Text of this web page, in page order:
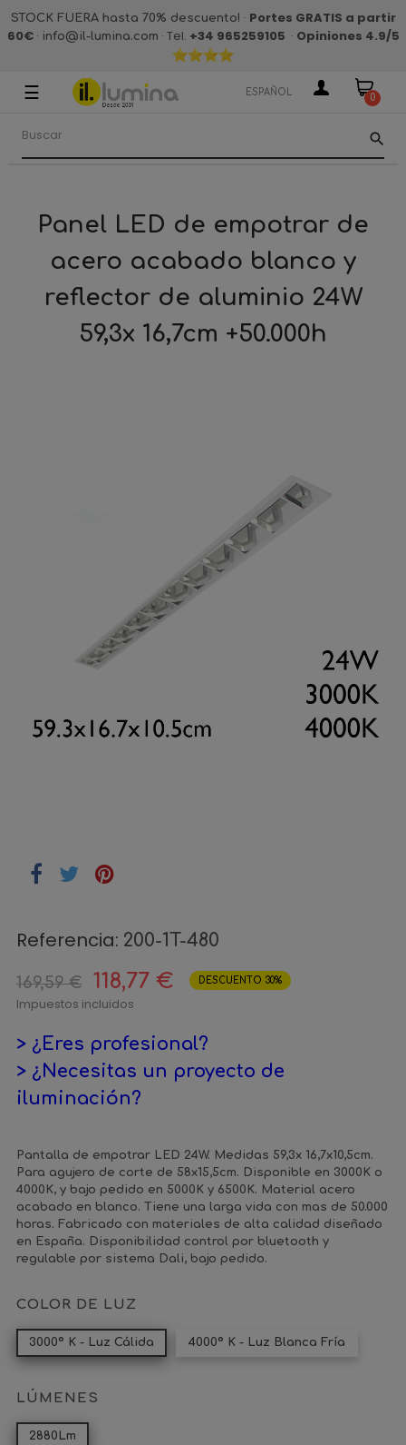
STOCK FUERA hasta 70% descuento! · Portes GRATIS a partir
60€· info@il-lumina.com · Tel. +34 965259105 · Opiniones 4.9/5
Navegación
palanca
☰ ESPAÑOL 0
search
Panel LED de empotrar de
acero acabado blanco y
reflector de aluminio 24W
59,3x 16,7cm +50.000h
Referencia: 200-1T-480
169,59 € 118,77 € DESCUENTO 30%
Impuestos incluidos
> ¿Eres profesional?
> ¿Necesitas un proyecto de
iluminación?
Pantalla de empotrar LED 24W. Medidas 59,3x 16,7x10,5cm.
Para agujero de corte de 58x15,5cm. Disponible en 3000K o
4000K, y bajo pedido en 5000K y 6500K. Material acero
acabado en blanco. Tiene una larga vida con mas de 50.000
horas. Fabricado con materiales de alta calidad diseñado
en España. Disponibilidad control por bluetooth y
regulable por sistema Dali, bajo pedido.
COLOR DE LUZ
3000º K - Luz Cálida 4000º K - Luz Blanca Fría
LÚMENES
2880Lm